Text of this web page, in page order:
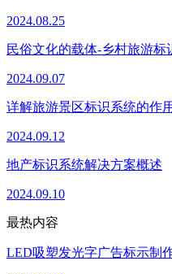
2024.08.25
民俗文化的载体-乡村旅游标
2024.09.07
详解旅游景区标识系统的作用
2024.09.12
地产标识系统解决方案概述
2024.09.10
最热内容
LED吸塑发光字广告标示制